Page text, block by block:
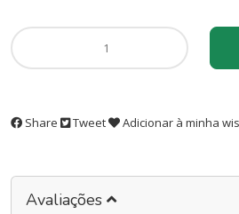
Share Tweet Adicionar à minha
Avaliações